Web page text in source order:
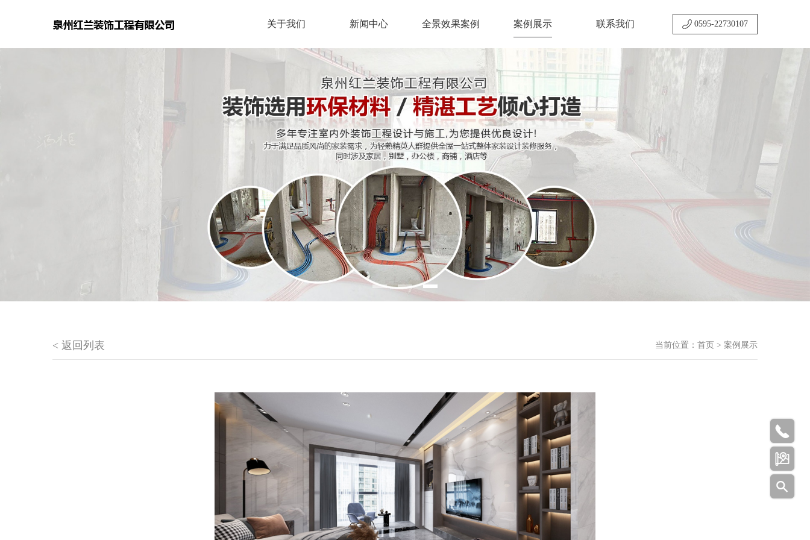



关于我们 新闻中心 全景效果案例 案例展示 联系我们 0595-22730107
< 返回列表 当前位置： 首页 > 案例展示